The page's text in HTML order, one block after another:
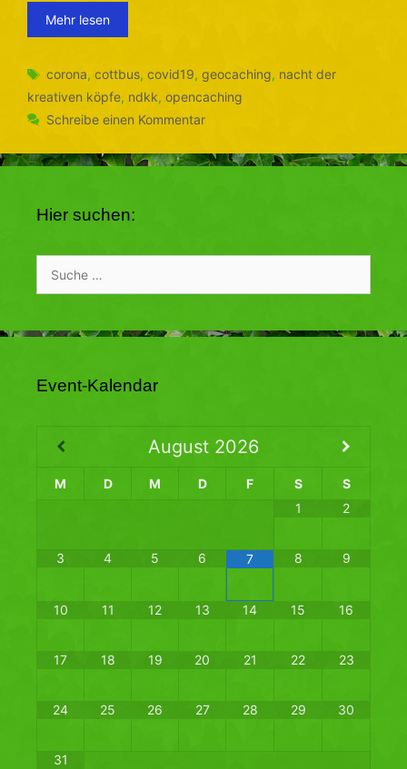
Mehr lesen
Schlagwörter
corona,cottbus,covid19,geocaching, nacht der
kreativen köpfe, ndkk, opencaching
Schreibe einen Kommentar
Hier suchen:
nach:
Event-Kalendar
August 2026
M D M D F S
S
1
2
3 4 5 6 7 8 9
10 11 12 13 14 15 16
17 18 19 20 21 22 23
24 25 26 27 28 29 30
31